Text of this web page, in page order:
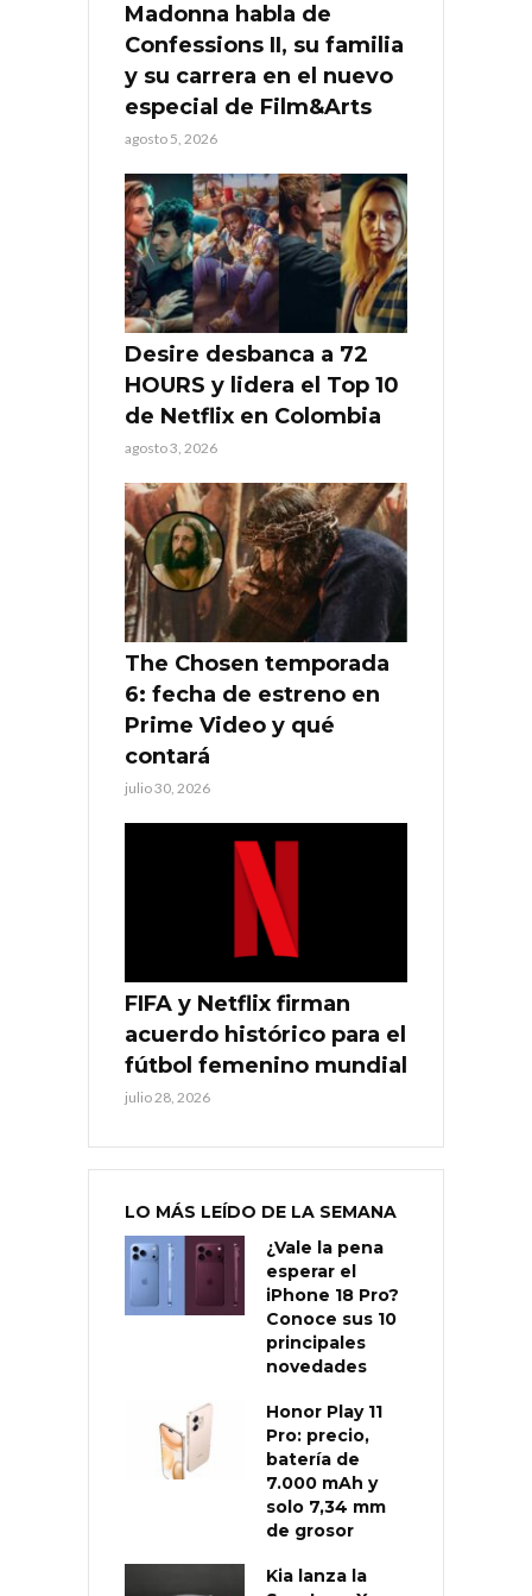
Madonna habla de
Confessions II, su familia
y su carrera en el nuevo
especial de Film&Arts
agosto 5, 2026
Desire desbanca a 72
HOURS y lidera el Top 10
de Netflix en Colombia
agosto 3, 2026
The Chosen temporada
6: fecha de estreno en
Prime Video y qué
contará
julio 30, 2026
FIFA y Netflix firman
acuerdo histórico para el
fútbol femenino mundial
julio 28, 2026
LO MÁS LEÍDO DE LA SEMANA
¿Vale la pena
esperar el
iPhone 18 Pro?
Conoce sus 10
principales
novedades
Honor Play 11
Pro: precio,
batería de
7.000 mAh y
solo 7,34 mm
de grosor
Kia lanza la